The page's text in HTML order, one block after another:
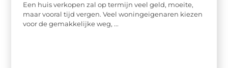
Een huis verkopen zal op termijn veel geld, moeite,
maar vooral tijd vergen. Veel woningeigenaren kiezen
voor de gemakkelijke weg, ...